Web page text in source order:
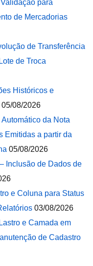
para
de Mercadorias
de Transferência
de Troca
Históricos e
05/08/2026
da Nota
Emitidas a partir da
05/08/2026
Inclusão de Dados de
e Coluna para Status
03/08/2026
e Camada em
de Cadastro